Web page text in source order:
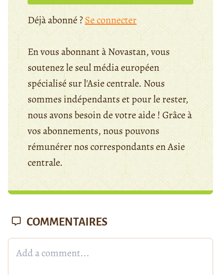
Déjà abonné ?Se connecter
En vous abonnant à Novastan, vous
soutenez le seul média européen
spécialisé sur l'Asie centrale. Nous
sommes indépendants et pour le rester,
nous avons besoin de votre aide ! Grâce à
vos abonnements, nous pouvons
rémunérer nos correspondants en Asie
centrale.
COMMENTAIRES